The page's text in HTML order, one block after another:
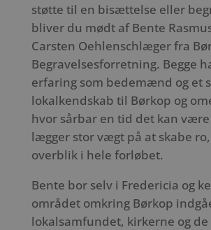
støtte til en bisættelse eller
bliver du mødt af Bente
Carsten Oehlenschlæger fra
Begravelsesforretning. Begge
erfaring som bedemænd og et
lokalkendskab til Børkop og
hvor sårbar en tid det kan
lægger stor vægt på at skabe
overblik i hele forløbet.
Bente bor selv i Fredericia og
området omkring Børkop
lokalsamfundet, kirkerne og de